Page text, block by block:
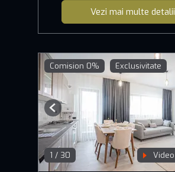
Vezi mai multe detalii
Comision 0% Exclusivitate
1 / 30 Video
Previous